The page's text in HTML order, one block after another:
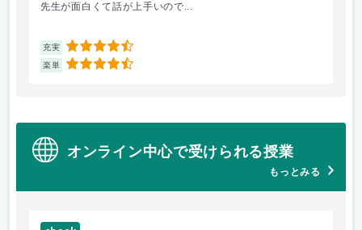
先生が面白くて話が上手いので...
充実 4.5
楽単 4.5
オンライン中心で受けられる授業
もっとみる